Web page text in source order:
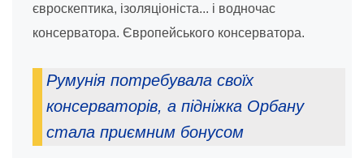
євроскептика, ізоляціоніста... і водночас
консерватора. Європейського консерватора.
Румунія потребувала своїх
консерваторів, а підніжка Орбану
стала приємним бонусом